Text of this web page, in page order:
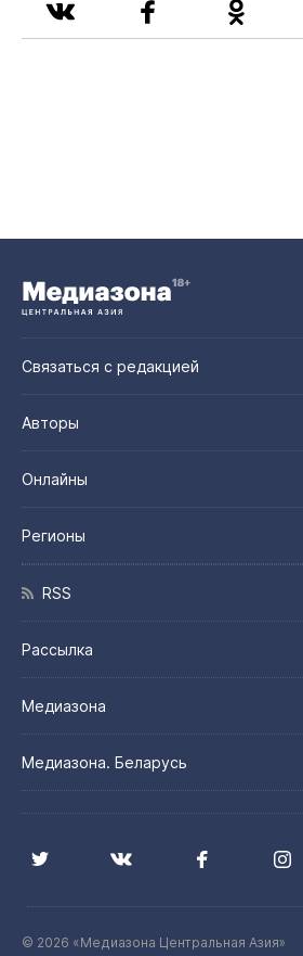
Связаться с редакцией
Авторы
Онлайны
Регионы
RSS
Рассылка
Медиазона
Медиазона. Беларусь
© 2026 «Медиазона Центральная Азия»